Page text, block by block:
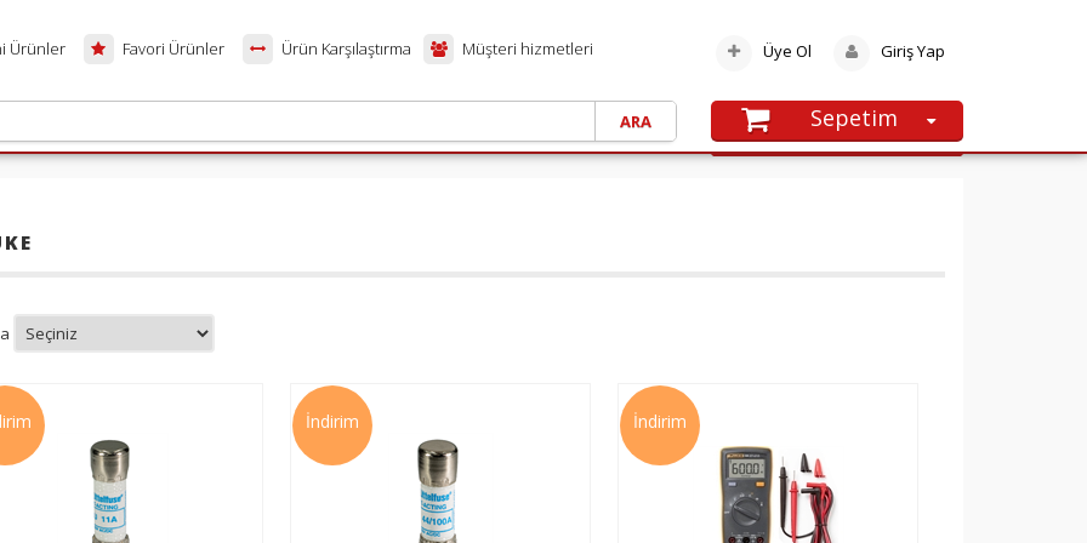
Ürünler Müşteri hizmetleri
Favori Ürünler Ürün Karşılaştırma Üye Ol Giriş Yap
Sepetim
Alışveriş sepetinize henüz ürün
SEPETE GIT
İndirim İndirim